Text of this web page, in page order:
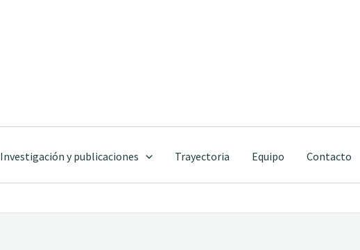
Investigación y publicaciones Trayectoria Equipo Contacto